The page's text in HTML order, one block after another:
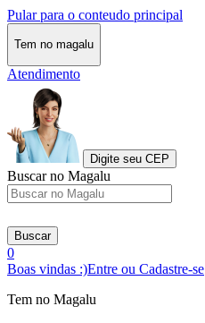
Pular para o conteudo principal
Tem no magalu
Atendimento
Digite seu CEP
Buscar no Magalu
Buscar
0
Boas vindas :)Entre ou Cadastre-se
Tem no Magalu